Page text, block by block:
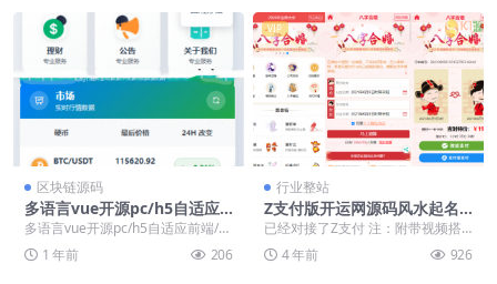
区块链源码
多语言vue开源pc/h5自适应
前端/秒合约/币币/永续合约/
挖矿/交易所源码【亲测源码】
多语言vue开源pc/h5自适应前端/秒
合约/币币/永续合约/挖矿/交易所源
码 ...1 年前 206
VIP
行业整站
Z支付版开运网源码风水起名|
算姻缘|易经周易|占卜开运源
码|八字算命|算财运等「站长
亲测」
已经对接了Z支付 注：附带视频搭
建教程 支持微信/支付宝H5和电脑
端扫码支付、手...
4 年前 926